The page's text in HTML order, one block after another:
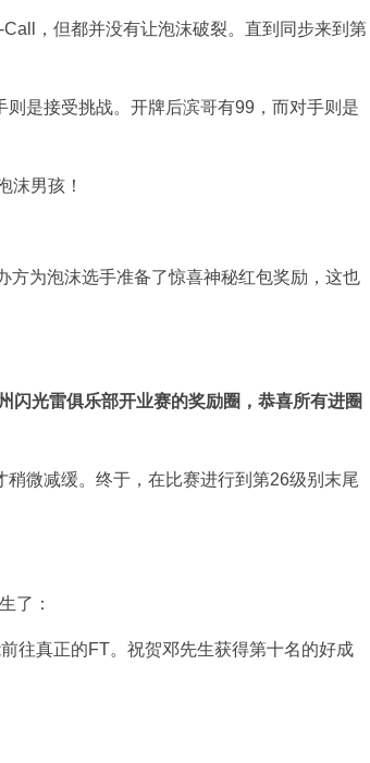
，但都并没有让泡沫破裂。直到同步来到第
是接受挑战。开牌后滨哥有99，而对手则是
沫男孩！
方为泡沫选手准备了惊喜神秘红包奖励，这也
闪光雷俱乐部开业赛的奖励圈，恭喜所有进圈
微减缓。终于，在比赛进行到第26级别末尾
了：
往真正的FT。祝贺邓先生获得第十名的好成